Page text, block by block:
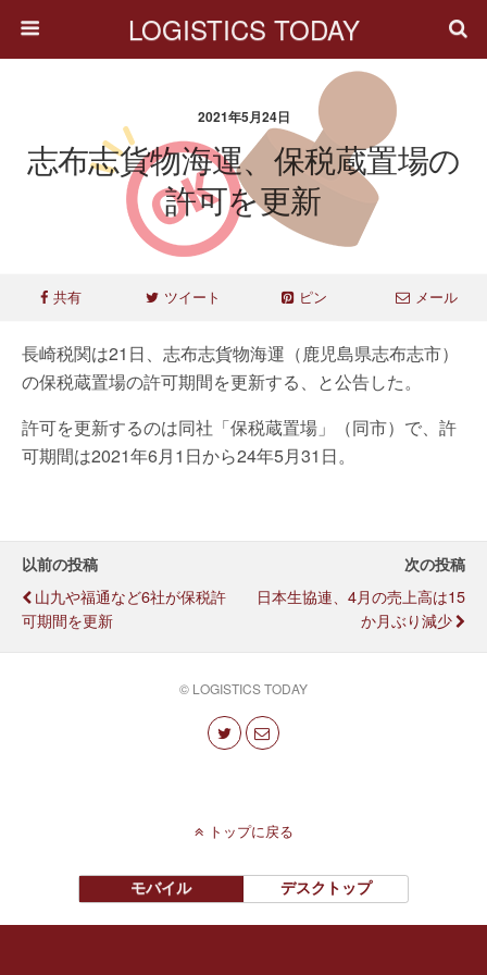
LOGISTICS TODAY
2021年5月24日
志布志貨物海運、保税蔵置場の
許可を更新
共有 ツイート ピン メール
長崎税関は21日、志布志貨物海運（鹿児島県志布志市）
の保税蔵置場の許可期間を更新する、と公告した。
許可を更新するのは同社「保税蔵置場」（同市）で、許
可期間は2021年6月1日から24年5月31日。
以前の投稿
山九や福通など6社が保税許
可期間を更新
次の投稿
日本生協連、4月の売上高は15
か月ぶり減少
© LOGISTICS TODAY
トップに戻る
モバイル デスクトップ